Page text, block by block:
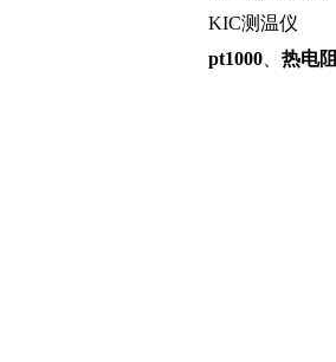
KIC测温仪
pt1000
热电阻